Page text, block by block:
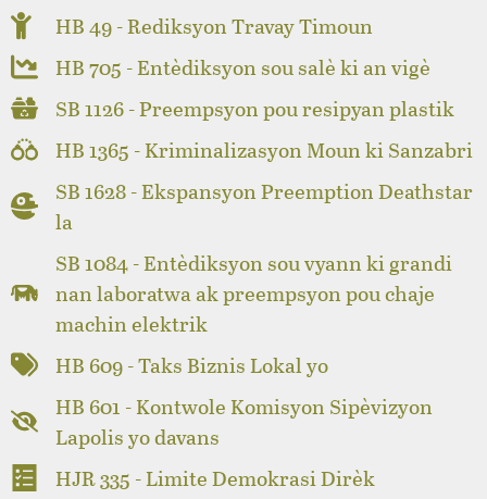
HB 49 - Rediksyon Travay Timoun
HB 705 - Entèdiksyon sou salè ki an vigè
SB 1126 - Preempsyon pou resipyan plastik
HB 1365 - Kriminalizasyon Moun ki Sanzabri
SB 1628 - Ekspansyon Preemption Deathstar
la
SB 1084 - Entèdiksyon sou vyann ki grandi
nan laboratwa ak preempsyon pou chaje
machin elektrik
HB 609 - Taks Biznis Lokal yo
HB 601 - Kontwole Komisyon Sipèvizyon
Lapolis yo davans
HJR 335 - Limite Demokrasi Dirèk